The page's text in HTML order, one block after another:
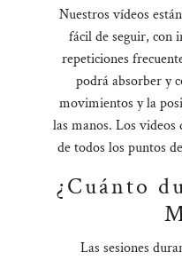
Nuestros vídeos
fácil de seguir, con
repeticiones
podrá absorber y
movimientos y la
las manos. Los videos
de todos los puntos
¿Cuánto
Las sesiones